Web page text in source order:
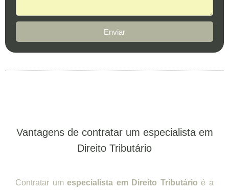
Enviar
Vantagens de contratar um especialista em
Direito Tributário
Contratar umespecialista em Direito Tributário é a